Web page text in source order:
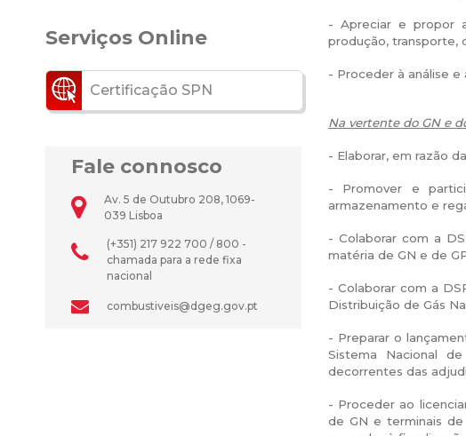
Serviços Online
Certificação SPN
Fale connosco
Av. 5 de Outubro 208, 1069-
039 Lisboa
(+351) 217 922 700 / 800 -
chamada para a rede fixa
nacional
combustiveis@dgeg.gov.pt
- Apreciar e propor
produção, transporte,
- Proceder à análise e
Na vertente do GN e
- Elaborar, em razão
- Promover e
armazenamento e
- Colaborar com a
matéria de GN e de
- Colaborar com a
Distribuição de Gás
- Preparar o
Sistema Nacional
decorrentes das
- Proceder ao
de GN e terminais